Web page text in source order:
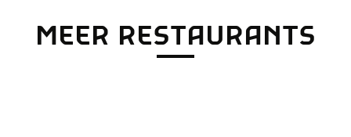
MEER RESTAURANTS